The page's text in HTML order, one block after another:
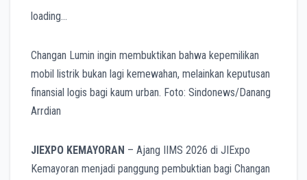
loading…
Changan Lumin ingin membuktikan bahwa kepemilikan
mobil listrik bukan lagi kemewahan, melainkan keputusan
finansial logis bagi kaum urban. Foto: Sindonews/Danang
Arrdian
JIEXPO KEMAYORAN – Ajang IIMS 2026 di JIExpo
Kemayoran menjadi panggung pembuktian bagi Changan